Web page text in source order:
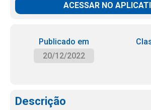
ACESSAR NO
Publicado em
20/12/2022
Descrição